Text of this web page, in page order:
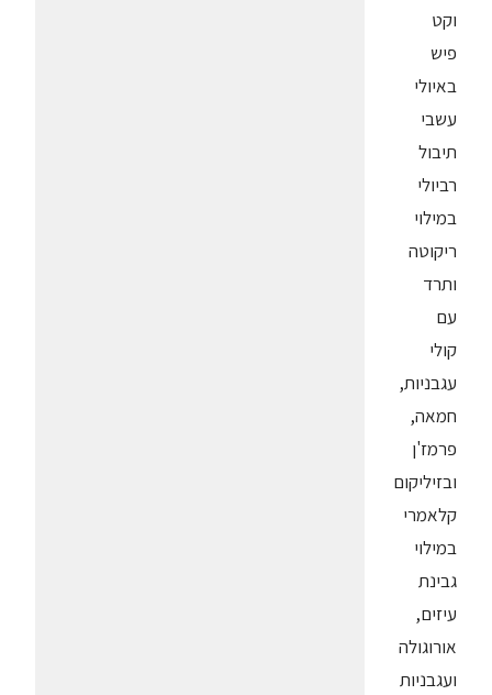
וקט
פיש
באיולי
עשבי
תיבול
רביולי
במילוי
ריקוטה
ותרד
עם
קולי
עגבניות,
חמאה,
פרמז'ן
ובזיליקום
קלאמרי
במילוי
גבינת
עיזים,
אורוגולה
ועגבניות